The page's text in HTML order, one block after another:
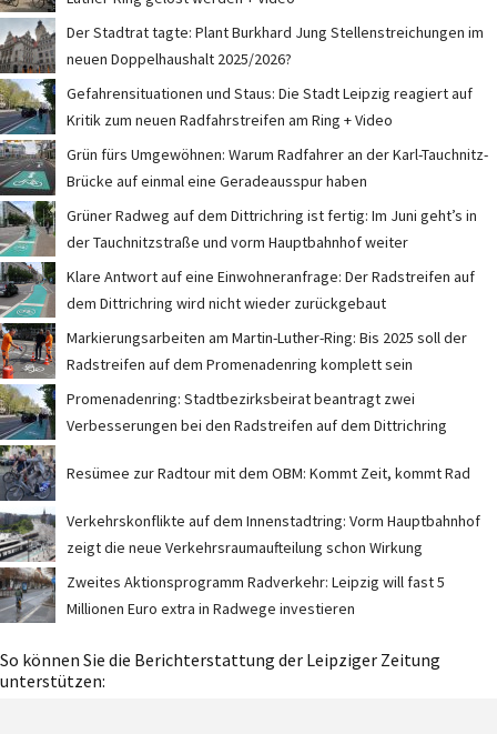
Der Stadtrat tagte: Plant Burkhard Jung Stellenstreichungen im
neuen Doppelhaushalt 2025/2026?
Gefahrensituationen und Staus: Die Stadt Leipzig reagiert auf
Kritik zum neuen Radfahrstreifen am Ring + Video
Grün fürs Umgewöhnen: Warum Radfahrer an der Karl-Tauchnitz-
Brücke auf einmal eine Geradeausspur haben
Grüner Radweg auf dem Dittrichring ist fertig: Im Juni geht’s in
der Tauchnitzstraße und vorm Hauptbahnhof weiter
Klare Antwort auf eine Einwohneranfrage: Der Radstreifen auf
dem Dittrichring wird nicht wieder zurückgebaut
Markierungsarbeiten am Martin-Luther-Ring: Bis 2025 soll der
Radstreifen auf dem Promenadenring komplett sein
Promenadenring: Stadtbezirksbeirat beantragt zwei
Verbesserungen bei den Radstreifen auf dem Dittrichring
Resümee zur Radtour mit dem OBM: Kommt Zeit, kommt Rad
Verkehrskonflikte auf dem Innenstadtring: Vorm Hauptbahnhof
zeigt die neue Verkehrsraumaufteilung schon Wirkung
Zweites Aktionsprogramm Radverkehr: Leipzig will fast 5
Millionen Euro extra in Radwege investieren
So können Sie die Berichterstattung der Leipziger Zeitung
unterstützen: